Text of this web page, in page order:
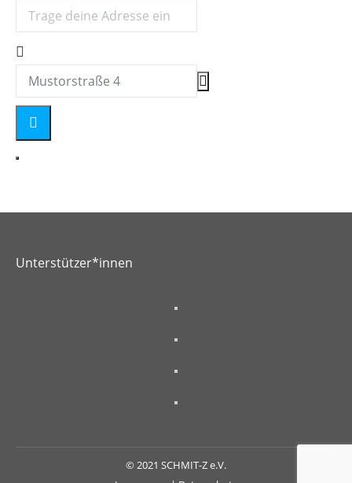
Address - SchwuFo - Irish Pub Karaoke []
Destination Address - SchwuFo - Irish Pub Karaoke []
Unterstützer*innen
© 2021 SCHMIT-Z e.V.